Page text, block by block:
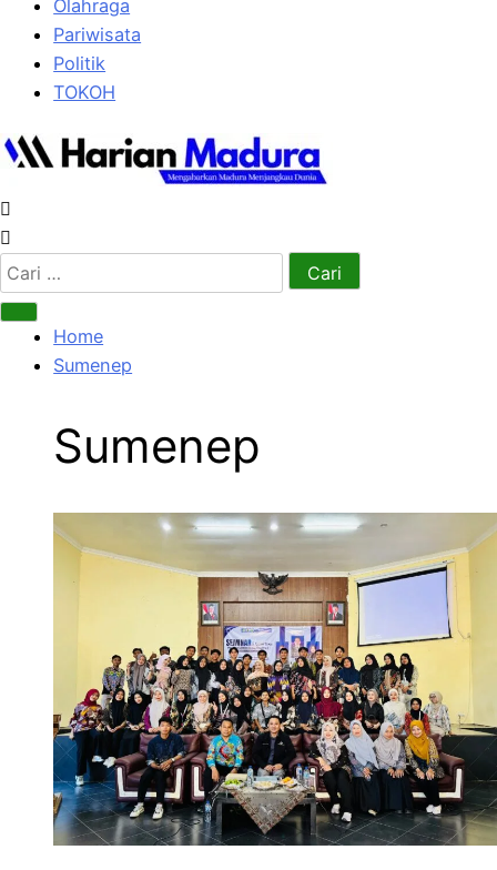
Olahraga
Pariwisata
Politik
TOKOH
Cari
untuk:
Home
Sumenep
Sumenep